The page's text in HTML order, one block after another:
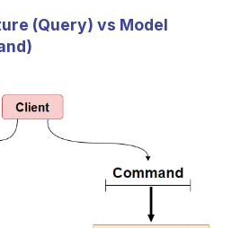
(Query) vs Model